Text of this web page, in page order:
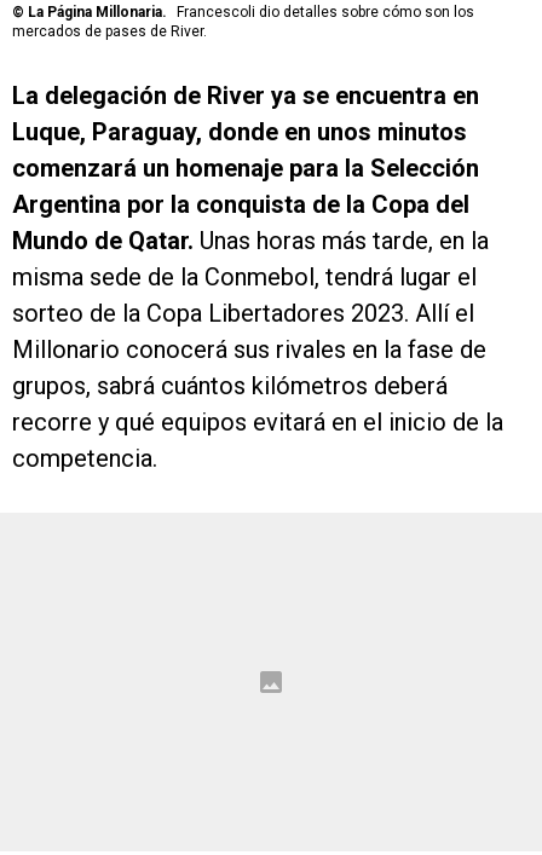
© La Página Millonaria.
Francescoli dio detalles sobre cómo son los
mercados de pases de River.
La delegación de River ya se encuentra en
Luque, Paraguay, donde en unos minutos
comenzará un homenaje para la Selección
Argentina por la conquista de la Copa del
Mundo de Qatar. Unas horas más tarde, en la
misma sede de la Conmebol, tendrá lugar el
sorteo de la Copa Libertadores 2023. Allí el
Millonario conocerá sus rivales en la fase de
grupos, sabrá cuántos kilómetros deberá
recorre y qué equipos evitará en el inicio de la
competencia.